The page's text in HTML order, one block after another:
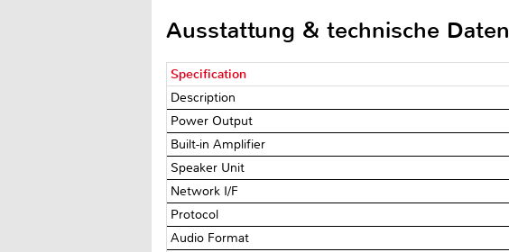
Ausstattung & technische Daten
Specification
Description
Power Output
Built-in Amplifier
Speaker Unit
Network I/F
Protocol
Audio Format